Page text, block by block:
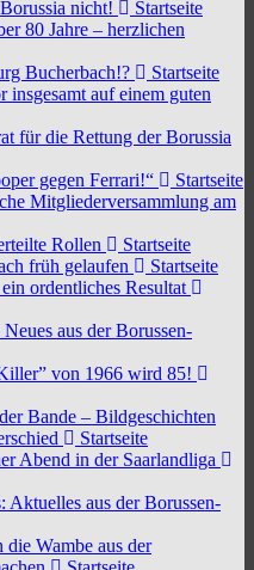
nicht!
Startseite
80 Jahre – herzlichen
Bucherbach!?
Startseite
insgesamt auf einem guten
für die Rettung der Borussia
gegen Ferrari!“
Startseite
Mitgliederversammlung am
Rollen
Startseite
früh gelaufen
Startseite
ordentliches Resultat
aus der Borussen-
von 1966 wird 85!
Bande – Bildgeschichten
Startseite
Abend in der Saarlandliga
Aktuelles aus der Borussen-
die Wambe aus der